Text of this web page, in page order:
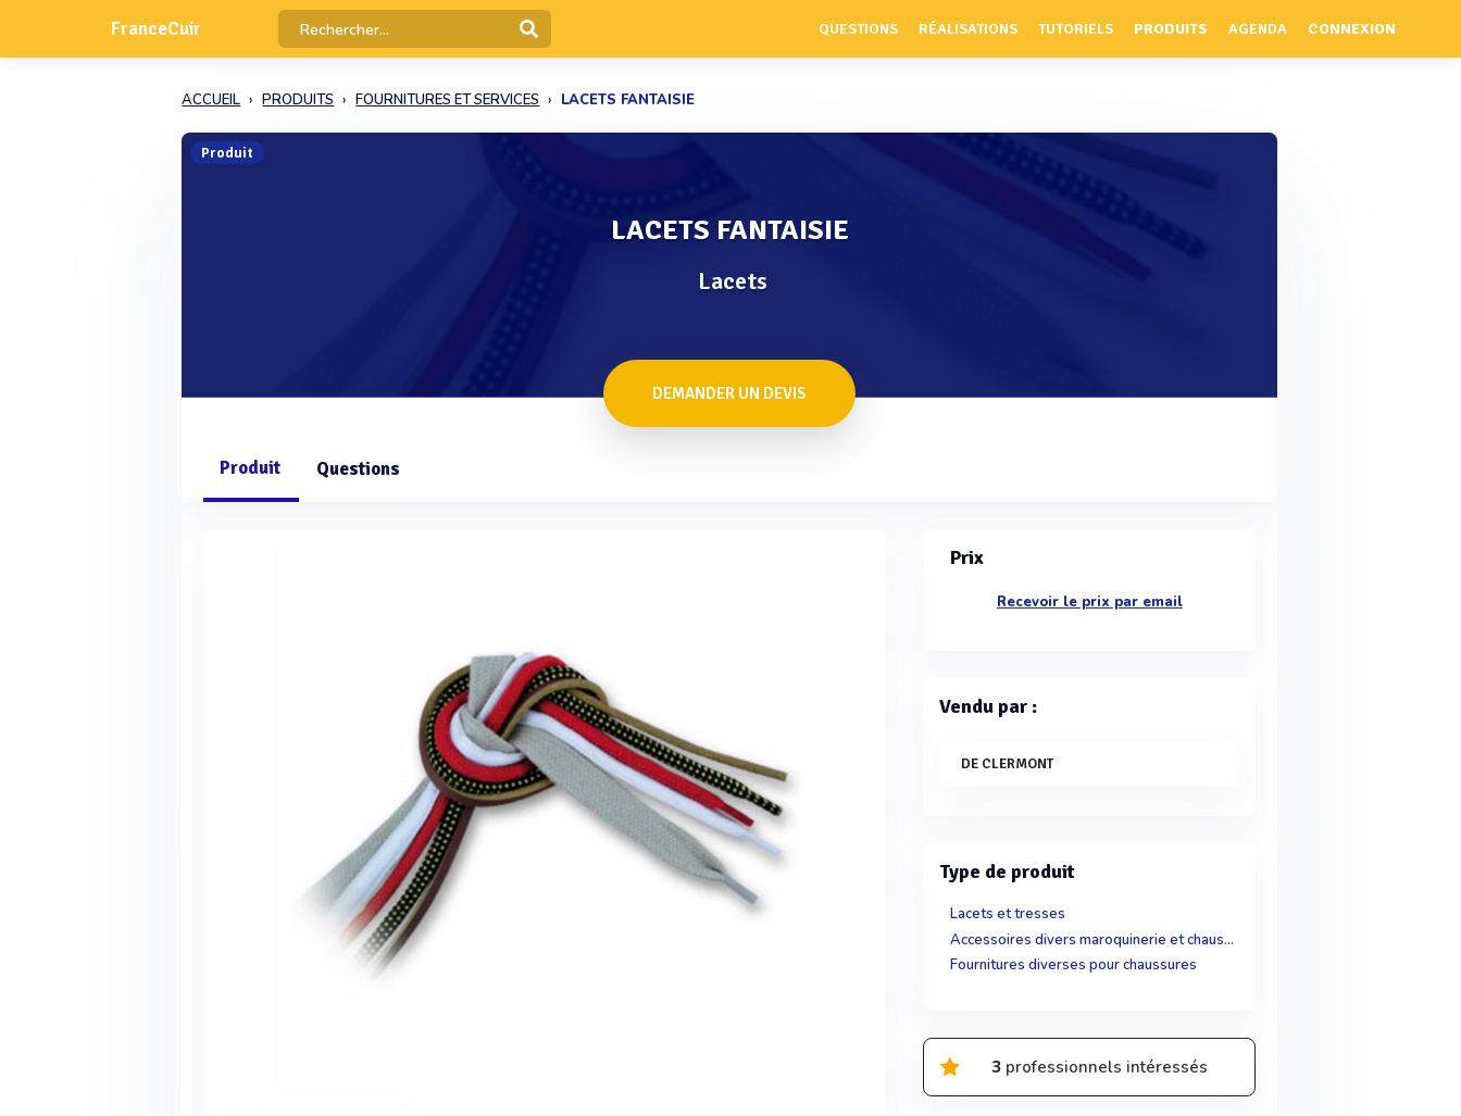
FranceCuir QUESTIONS RÉALISATIONS TUTORIELS PRODUITS AGENDA CONNEXION
ACCUEIL PRODUITS FOURNITURES ET SERVICES LACETS FANTAISIE
Produit
LACETS FANTAISIE
Lacets
DEMANDER UN DEVIS
Produit Questions
Prix
Recevoir le prix par email
Vendu par :
DE CLERMONT
Type de produit
Lacets et tresses
Accessoires divers maroquinerie et chaussure
Fournitures diverses pour chaussures
3professionnels intéressés